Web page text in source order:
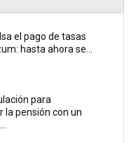
el pago de tasas
hasta ahora se...
para
la pensión con un